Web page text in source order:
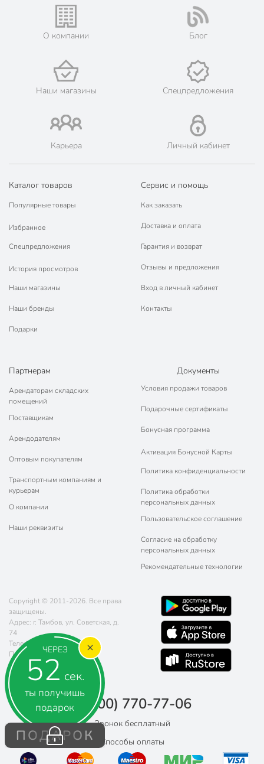
ЧЕРЕЗ
51 сек.
ты получишь
подарок
ПОДАРОК
О компании Блог
Наши магазины Спецпредложения
Карьера Личный кабинет
Каталог товаров
Популярные товары
Избранное
Спецпредложения
История просмотров
Наши магазины
Наши бренды
Подарки
Сервис и помощь
Как заказать
Доставка и оплата
Гарантия и возврат
Отзывы и предложения
Вход в личный кабинет
Контакты
Партнерам
Арендаторам складских
помещений
Поставщикам
Арендодателям
Оптовым покупателям
Транспортным компаниям и
курьерам
О компании
Наши реквизиты
Документы
Условия продажи товаров
Подарочные сертификаты
Бонусная программа
Активация Бонусной Карты
Политика конфиденциальности
Политика обработки
персональных данных
Пользовательское соглашение
Согласие на обработку
персональных данных
Рекомендательные технологии
Copyright © 2011-2026. Все права
защищены.
Адрес: г. Тамбов, ул. Советская, д.
74
Телефон:
8 (800) 770-77-06
Почта:
sales@poryadok.ru
8 (800) 770-77-06
Звонок бесплатный
Способы оплаты